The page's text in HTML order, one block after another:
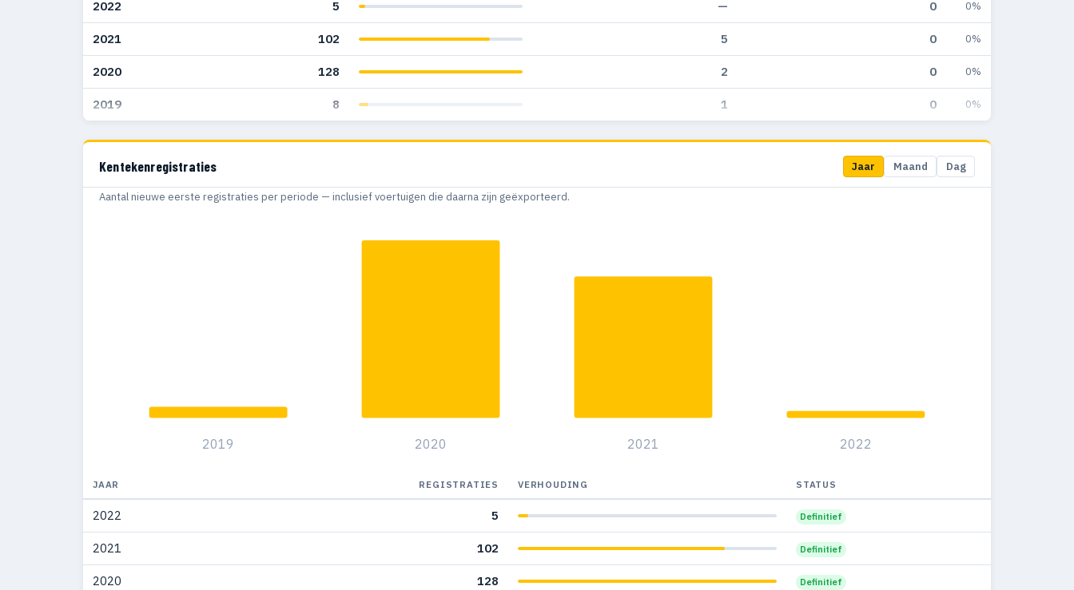
2022 5 — 0 0%
2021 102 5 0 0%
2020 128 2 0 0%
2019 8 1 0 0%
Kentekenregistraties Jaar Maand Dag
Aantal nieuwe eerste registraties per periode — inclusief voertuigen die daarna zijn geëxporteerd.
2019 2020 2021 2022
JAAR REGISTRATIES VERHOUDING STATUS
2022 5 Definitief
2021 102 Definitief
2020 128 Definitief